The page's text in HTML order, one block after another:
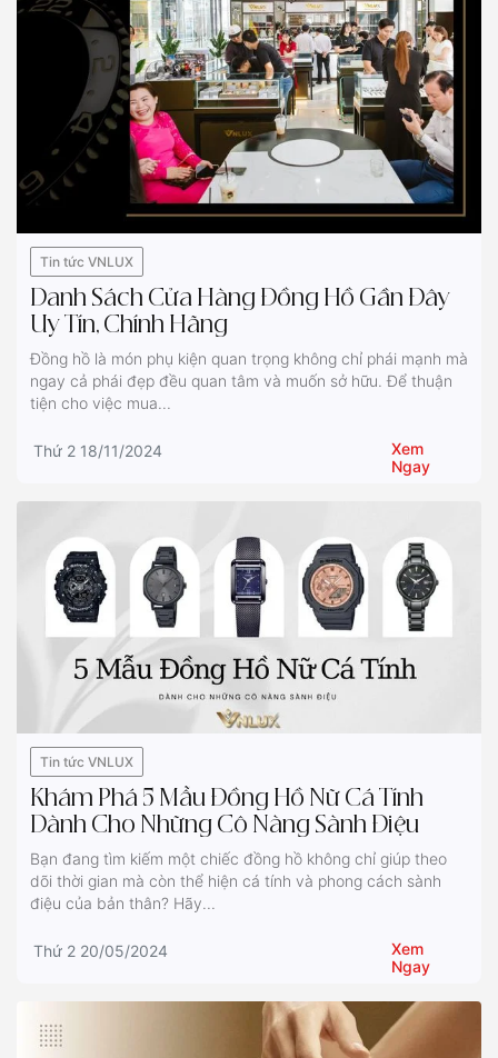
Tin tức VNLUX
Danh Sách Cửa Hàng Đồng Hồ Gần Đây
Uy Tín, Chính Hãng
Đồng hồ là món phụ kiện quan trọng không chỉ phái mạnh mà
ngay cả phái đẹp đều quan tâm và muốn sở hữu. Để thuận
tiện cho việc mua...
Thứ 2 18/11/2024
Xem
Ngay
Tin tức VNLUX
Khám Phá 5 Mẫu Đồng Hồ Nữ Cá Tính
Dành Cho Những Cô Nàng Sành Điệu
Bạn đang tìm kiếm một chiếc đồng hồ không chỉ giúp theo
dõi thời gian mà còn thể hiện cá tính và phong cách sành
điệu của bản thân? Hãy...
Thứ 2 20/05/2024
Xem
Ngay